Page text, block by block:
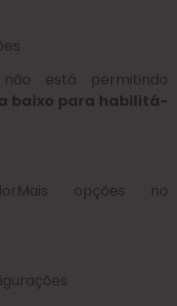
está permitindo
baixo para habilitá-
Mais opções no